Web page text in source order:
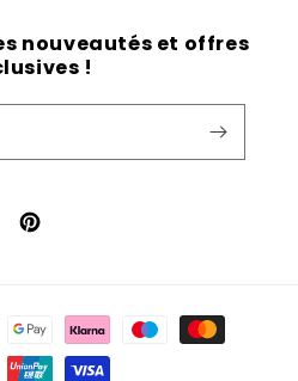
nouveautés et offres
!
Pinterest